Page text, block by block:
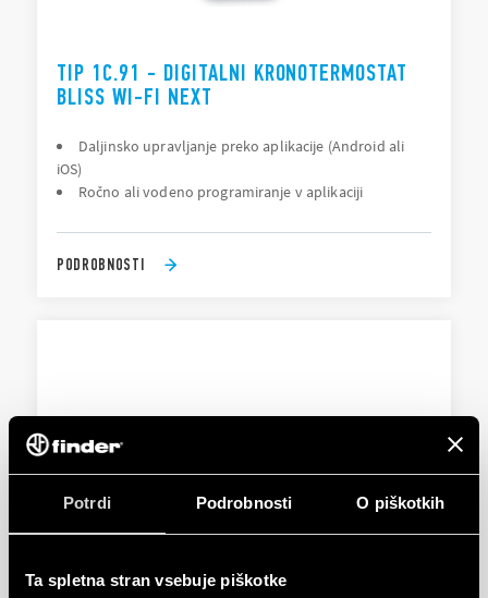
Potrdi Podrobnosti O piškotkih
Ta spletna stran vsebuje piškotke
TIP 1C.91 - DIGITALNI KRONOTERMOSTAT
BLISS WI-FI NEXT
Daljinsko upravljanje preko aplikacije (Android ali
iOS)
Ročno ali vodeno programiranje v aplikaciji
PODROBNOSTI
TIP 1C.B1 – PAMETNI TERMOSTAT | BLISS2
RF 868MHz komunikacija z dolgim dosegom